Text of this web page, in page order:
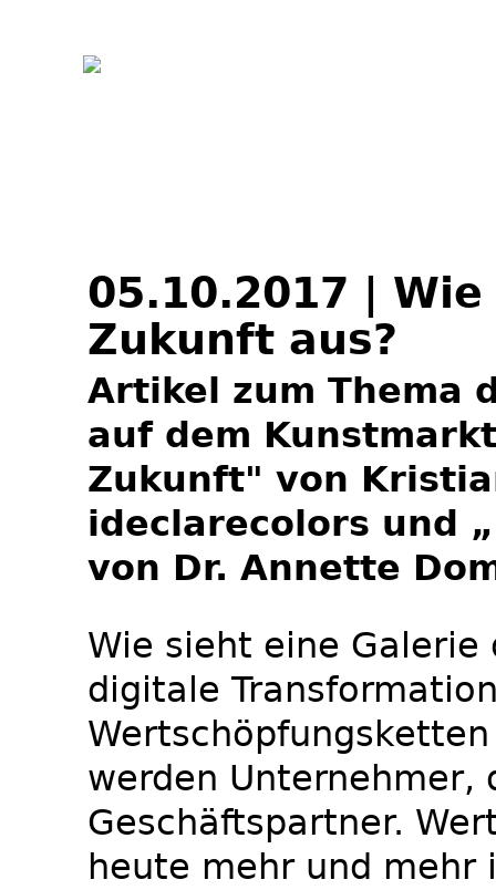
05.10.2017 |
Zukunft aus?
Artikel zum Thema
auf dem
Zukunft" von
ideclarecolors und
von Dr. Annette
Wie sieht eine Galerie
digitale
werden Unternehmer,
Geschäftspartner.
heute mehr und mehr